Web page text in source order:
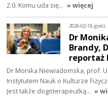
2.0. Komu uda się… » więcej
2026-02-18, godz.
Dr
Brandy,
reportaż
Dr Monika Niewiadomska, prof.
Instytutem Nauk o Kulturze
Jest także dogoterapeutką… »